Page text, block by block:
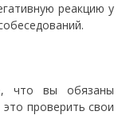
реакцию у
что вы обязаны
проверить свои